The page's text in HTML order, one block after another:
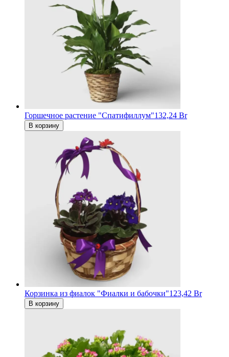
Горшечное растение "Спатифиллум"132,24 Br
В корзину
Корзинка из фиалок "Фиалки и бабочки"123,42 Br
В корзину